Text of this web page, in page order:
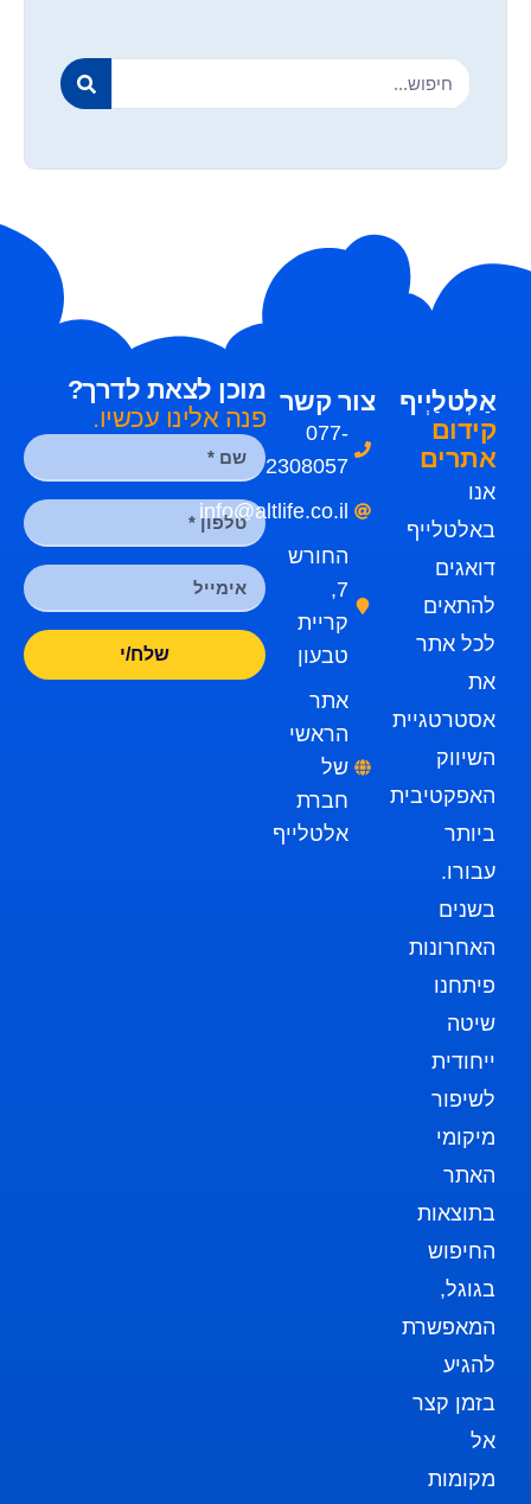
אַלְטלַיְיף
קידום
אתרים
אנו
באלטלייף
דואגים
להתאים
לכל אתר
את
אסטרטגיית
השיווק
האפקטיבית
ביותר
עבורו.
בשנים
האחרונות
פיתחנו
שיטה
ייחודית
לשיפור
מיקומי
האתר
בתוצאות
החיפוש
בגוגל,
המאפשרת
להגיע
בזמן קצר
אל
מקומות
צור קשר
077-
2308057
info@altlife.co.il
החורש
7,
קריית
טבעון
אתר
הראשי
של
חברת
אלטלייף
מוכן לצאת לדרך?
פנה אלינו עכשיו.
שלח/י